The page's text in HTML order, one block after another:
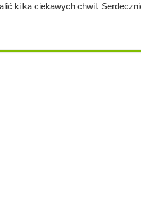
kilka ciekawych chwil.